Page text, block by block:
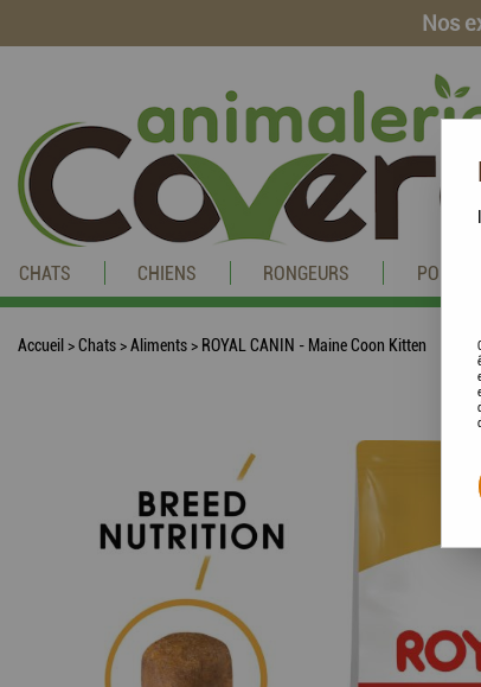
Nos
CHATS CHIENS RONGEURS
Accueil >Chats>Aliments> ROYAL CANIN - Maine Coon Kitten